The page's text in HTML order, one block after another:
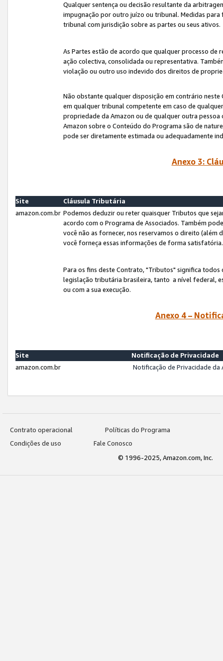
Qualquer sentença ou decisão resultante da
impugnação por outro juízo ou tribunal. Medidas
tribunal com jurisdição sobre as partes ou seus ativos.
As Partes estão de acordo que qualquer processo
ação colectiva, consolidada ou representativa.
violação ou outro uso indevido dos direitos de
Não obstante qualquer disposição em contrário
em qualquer tribunal competente em caso de
propriedade da Amazon ou de qualquer outra
Amazon sobre o Conteúdo do Programa são de
pode ser diretamente estimada ou adequadamente
Anexo 3:
Site
Cláusula Tributária
amazon.com.br Podemos deduzir ou reter quaisquer Tributos que
acordo com o Programa de Associados. Também
você não as fornecer, nos reservamos o direito (além
você forneça essas informações de forma
Para os fins deste Contrato, "Tributos" significa
legislação tributária brasileira, tanto a nível federal,
ou com a sua execução.
Anexo 4 –
Site
Notificação de Privacidade
amazon.com.br
Notificação de Privacidade
Contrato operacional
Políticas do Programa
Condições de uso
Fale Conosco
© 1996-2025, Amazon.com, Inc.